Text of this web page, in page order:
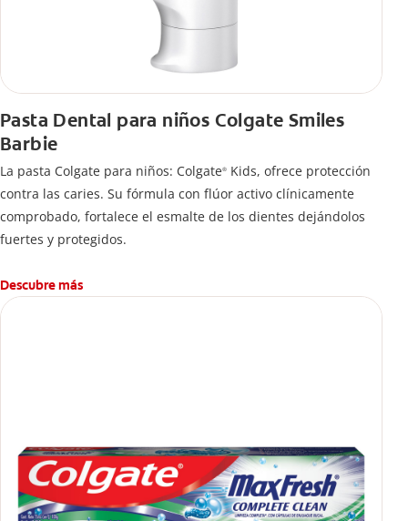
Pasta Dental para niños Colgate Smiles
Barbie
La pasta Colgate para niños: Colgate® Kids, ofrece protección
contra las caries. Su fórmula con flúor activo clínicamente
comprobado, fortalece el esmalte de los dientes dejándolos
fuertes y protegidos.
Descubre más